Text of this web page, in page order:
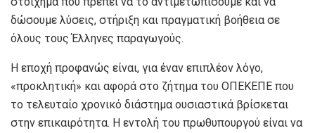
δώσουμε λύσεις, στήριξη και πραγματική βοήθεια σε
όλους τους Έλληνες παραγωγούς.
Η εποχή προφανώς είναι, για έναν επιπλέον λόγο,
«προκλητική» και αφορά στο ζήτημα του ΟΠΕΚΕΠΕ που
το τελευταίο χρονικό διάστημα ουσιαστικά βρίσκεται
στην επικαιρότητα. Η εντολή του πρωθυπουργού είναι να